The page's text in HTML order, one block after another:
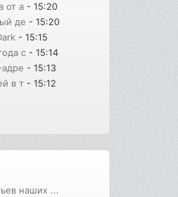
от а - 15:20
де - 15:20
- 15:15
с - 15:14
- 15:13
в т - 15:12
наших ...